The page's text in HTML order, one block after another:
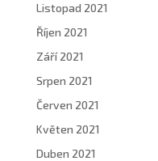
Listopad 2021
Říjen 2021
Září 2021
Srpen 2021
Červen 2021
Květen 2021
Duben 2021